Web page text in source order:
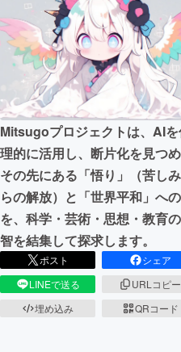
アート・写真
テクノロジー・ガジ
映像・映画
ビジネス・起業
まちづくり・地域活
CAMPFIRE for Social
CAMPFIREふるさと納税
Mitsugoプロジェクトは、AI
理的に活用し、断片化を見つめ
その先にある「悟り」（苦し
らの解放）と「世界平和」へ
を、科学・芸術・思想・教育
智を結集して探求します。
ポスト
シェア
LINEで送る
URLコピー
埋め込み
QRコード